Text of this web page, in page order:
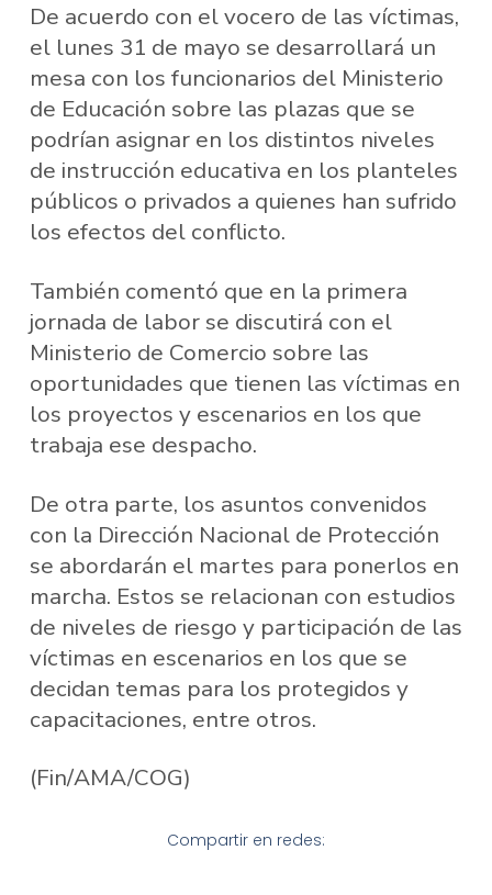
De acuerdo con el vocero de las víctimas,
el lunes 31 de mayo se desarrollará un
mesa con los funcionarios del Ministerio
de Educación sobre las plazas que se
podrían asignar en los distintos niveles
de instrucción educativa en los planteles
públicos o privados a quienes han sufrido
los efectos del conflicto.
También comentó que en la primera
jornada de labor se discutirá con el
Ministerio de Comercio sobre las
oportunidades que tienen las víctimas en
los proyectos y escenarios en los que
trabaja ese despacho.
De otra parte, los asuntos convenidos
con la Dirección Nacional de Protección
se abordarán el martes para ponerlos en
marcha. Estos se relacionan con estudios
de niveles de riesgo y participación de las
víctimas en escenarios en los que se
decidan temas para los protegidos y
capacitaciones, entre otros.
(Fin/AMA/COG)
Compartir en redes: